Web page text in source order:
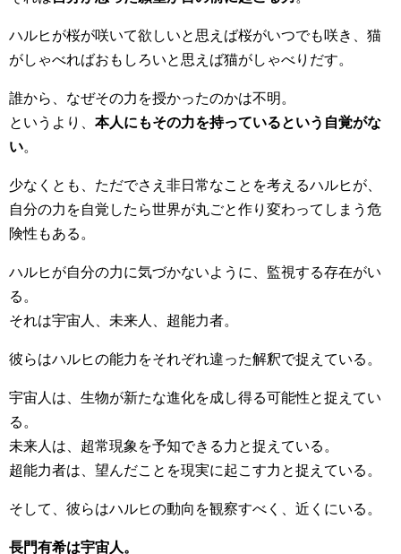
ハルヒが桜が咲いて欲しいと思えば桜がいつでも咲き、猫
がしゃべればおもしろいと思えば猫がしゃべりだす。
誰から、なぜその力を授かったのかは不明。
というより、 本人にもその力を持っているという自覚がな
い。
少なくとも、ただでさえ非日常なことを考えるハルヒが、
自分の力を自覚したら世界が丸ごと作り変わってしまう危
険性もある。
ハルヒが自分の力に気づかないように、監視する存在がい
る。
それは宇宙人、未来人、超能力者。
彼らはハルヒの能力をそれぞれ違った解釈で捉えている。
宇宙人は、生物が新たな進化を成し得る可能性と捉えてい
る。
未来人は、超常現象を予知できる力と捉えている。
超能力者は、望んだことを現実に起こす力と捉えている。
そして、彼らはハルヒの動向を観察すべく、近くにいる。
長門有希は宇宙人。